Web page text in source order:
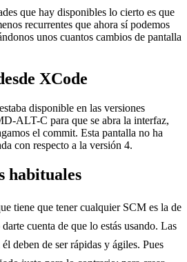
que hay disponibles lo cierto es que
recurrentes que ahora sí podemos
unos cuantos cambios de pantalla
XCode
disponible en las versiones
ALT-C para que se abra la interfaz,
el commit. Esta pantalla no ha
con respecto a la versión 4.
habituales
tiene que tener cualquier SCM es la de
cuenta de que lo estás usando. Las
deben de ser rápidas y ágiles. Pues